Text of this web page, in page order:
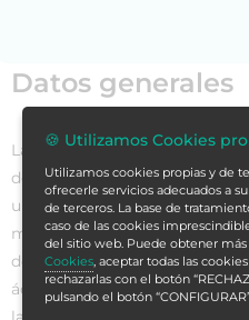
Datos generales
La biología moleculares la
de losprocesos que se
un punto de vista
molecular data deprincipios
demuestra que la
ácido desoxirribonucleico o
🍪 Utilizamos Cookies
Utilizamos cookies propias y de
ofrecerle servicios adecuados a
de terceros. La base de
caso de las cookies
del sitio web. Puede obtener
Cookies, aceptar todas las
rechazarlas con el botón
pulsando el botón